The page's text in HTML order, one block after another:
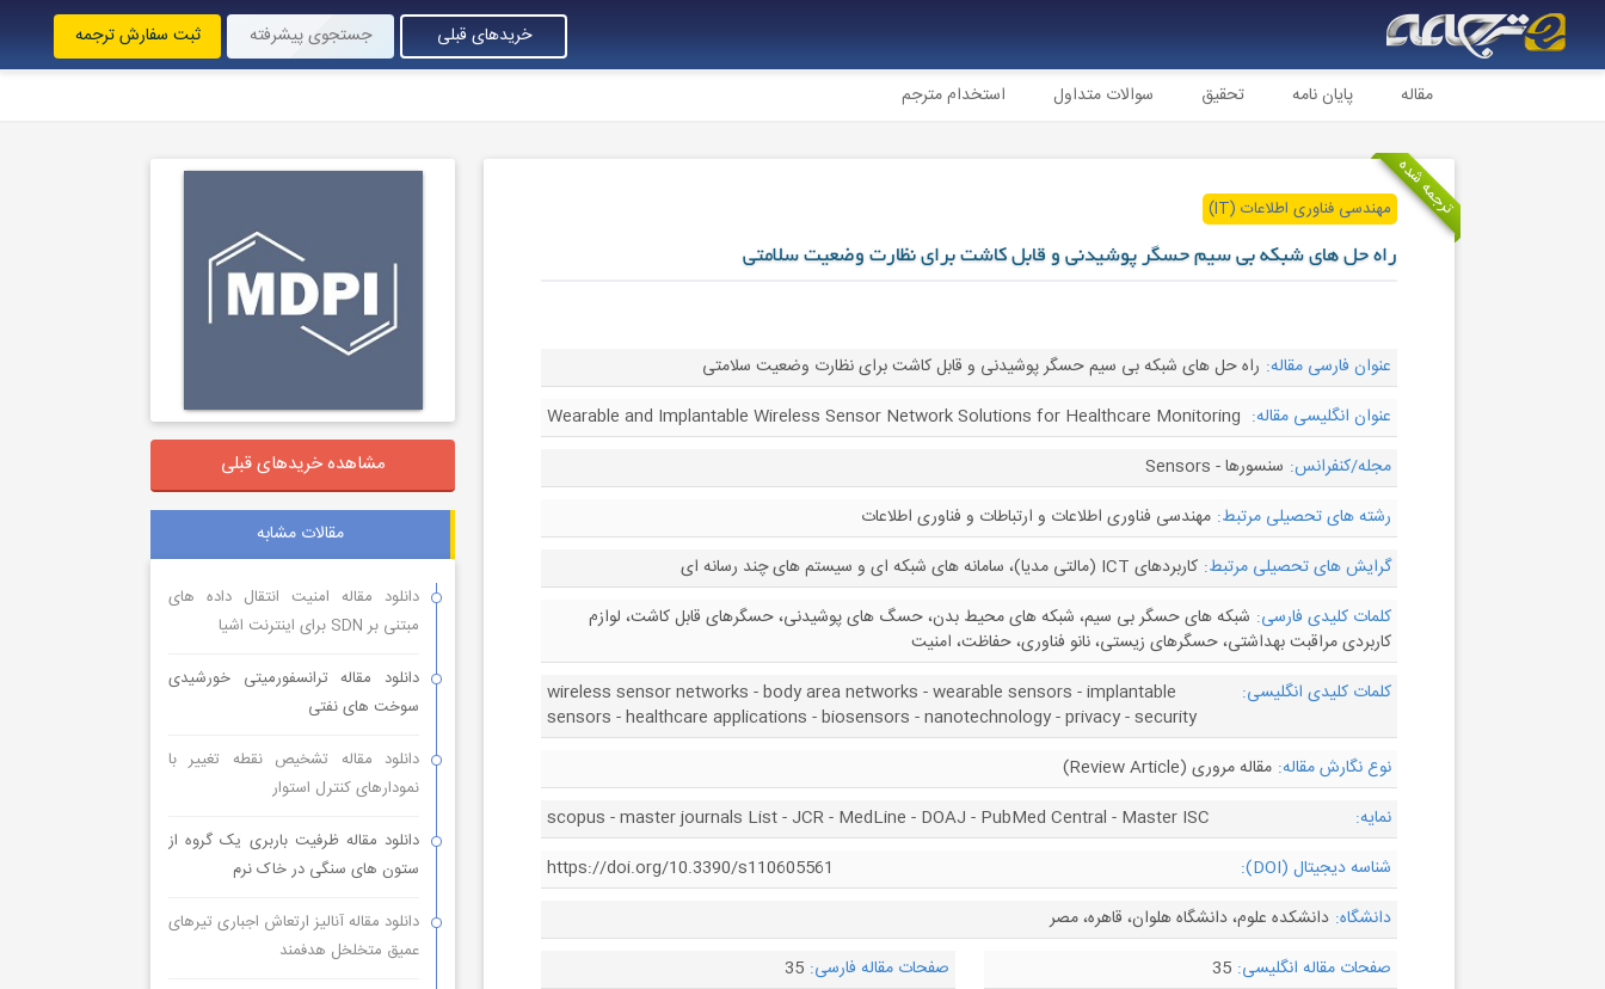
خریدهای قبلی جستجوی پیشرفته ثبت سفارش ترجمه
مقاله پایان نامه تحقیق سوالات متداول استخدام مترجم
ترجمه شدهمهندسی فناوری اطلاعات (IT)
راه حل های شبکه بی سیم حسگر پوشیدنی و قابل کاشت برای نظارت وضعیت سلامتی
عنوان فارسی مقاله: راه حل های شبکه بی سیم حسگر پوشیدنی و قابل کاشت برای نظارت وضعیت سلامتی
عنوان انگلیسی مقاله: Wearable and Implantable Wireless Sensor Network Solutions for Healthcare Monitoring
مجله/کنفرانس: سنسورها - Sensors
رشته های تحصیلی مرتبط: مهندسی فناوری اطلاعات و ارتباطات و فناوری اطلاعات
گرایش های تحصیلی مرتبط: کاربردهای ICT (مالتی مدیا)، سامانه های شبکه ای و سیستم های چند رسانه ای
کلمات کلیدی فارسی: شبکه های حسگر بی سیم، شبکه های محیط بدن، حسگ های پوشیدنی، حسگرهای قابل کاشت، لوازم
کاربردی مراقبت بهداشتی، حسگرهای زیستی، نانو فناوری، حفاظت، امنیت
کلمات کلیدی انگلیسی:
wireless sensor networks - body area networks - wearable sensors - implantable
sensors - healthcare applications - biosensors - nanotechnology - privacy - security
نوع نگارش مقاله: مقاله مروری (Review Article)
نمایه:
scopus - master journals List - JCR - MedLine - DOAJ - PubMed Central - Master ISC
شناسه دیجیتال (DOI):
https://doi.org/10.3390/s110605561
دانشگاه: دانشکده علوم، دانشگاه هلوان، قاهره، مصر
صفحات مقاله انگلیسی: 35 صفحات مقاله فارسی: 35
مشاهده خریدهای قبلی
مقالات مشابه
دانلود مقاله امنیت انتقال داده های
مبتنی بر SDN برای اینترنت اشیا
دانلود مقاله ترانسفورمیتی خورشیدی
سوخت های نفتی
دانلود مقاله تشخیص نقطه تغییر با
نمودارهای کنترل استوار
دانلود مقاله ظرفیت باربری یک گروه از
ستون های سنگی در خاک نرم
دانلود مقاله آنالیز ارتعاش اجباری تیرهای
عمیق متخلخل هدفمند